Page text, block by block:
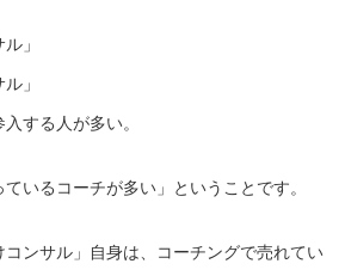
」
」
する人が多い。
いるコーチが多い」ということです。
ンサル」自身は、コーチングで売れてい